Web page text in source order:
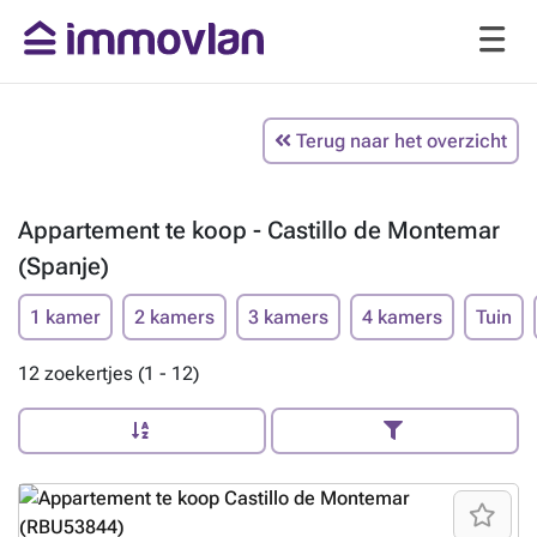
Terug naar het overzicht
Appartement te koop - Castillo de Montemar
(Spanje)
1 kamer 2 kamers 3 kamers 4 kamers Tuin
12 zoekertjes (1 - 12)